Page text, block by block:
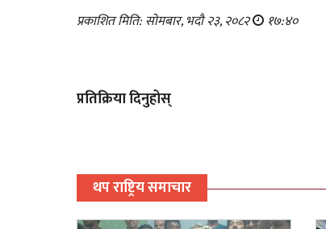
प्रकाशित मिति: सोमबार, भदौ २३, २०८२ १७:४०
प्रतिक्रिया दिनुहोस्
थप राष्ट्रिय समाचार